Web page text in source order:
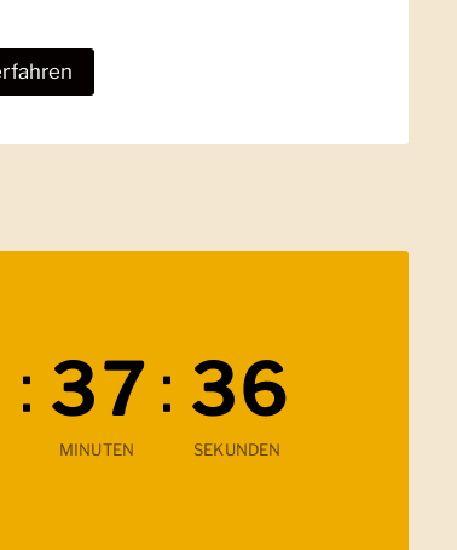
Verbleibende Zeit
: 37
MINUTEN
: 34
SEKUNDEN